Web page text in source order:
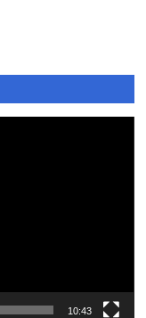
10:43